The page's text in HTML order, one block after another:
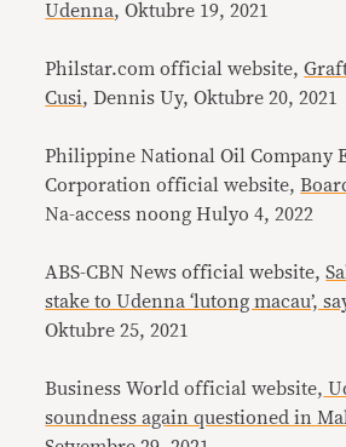
Udenna, Oktubre 19, 2021
Philstar.com official website,
Cusi, Dennis Uy, Oktubre 20, 2021
Philippine National Oil Company
Corporation official website,
Na-access noong Hulyo 4, 2022
ABS-CBN News official website,
stake to Udenna ‘lutong macau’,
Oktubre 25, 2021
Business World official website,
soundness again questioned in